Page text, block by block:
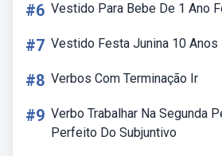
#6 Vestido Para Bebe De 1 Ano
#7 Vestido Festa Junina 10 Anos
#8 Verbos Com Terminação Ir
#9 Verbo Trabalhar Na Segunda
Perfeito Do Subjuntivo